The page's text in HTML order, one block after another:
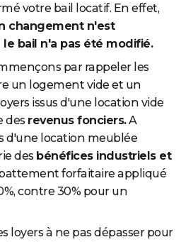
votre bail locatif. En effet,
changement n'est
bail n'a pas été modifié.
par rappeler les
un logement vide et un
issus d'une location vide
des revenus fonciers.A
d'une location meublée
des bénéfices industriels et
forfaitaire appliqué
contre 30% pour un
loyers à ne pas dépasser pour